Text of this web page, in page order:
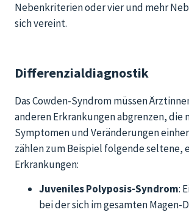
Nebenkriterien oder vierund mehr
sich vereint.
Differenzialdiagnostik
Das Cowden-Syndrom müssen
anderen Erkrankungen abgrenzen, die
Symptomen und Veränderungen
zählen zum Beispiel folgende seltene,
Erkrankungen:
Juveniles Polyposis-Syndrom:
bei der sich im gesamten Magen-